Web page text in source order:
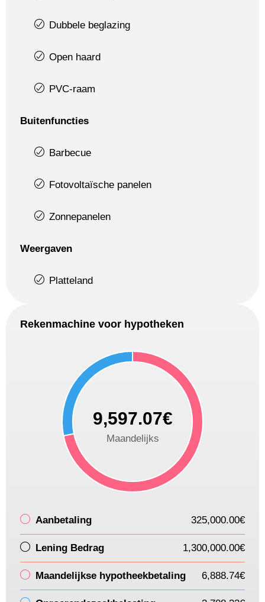
Dubbele beglazing
Open haard
PVC-raam
Buitenfuncties
Barbecue
Fotovoltaïsche panelen
Zonnepanelen
Weergaven
Platteland
Rekenmachine voor hypotheken
9,597.07€
Maandelijks
Aanbetaling 325,000.00€
Lening Bedrag 1,300,000.00€
Maandelijkse hypotheekbetaling 6,888.74€